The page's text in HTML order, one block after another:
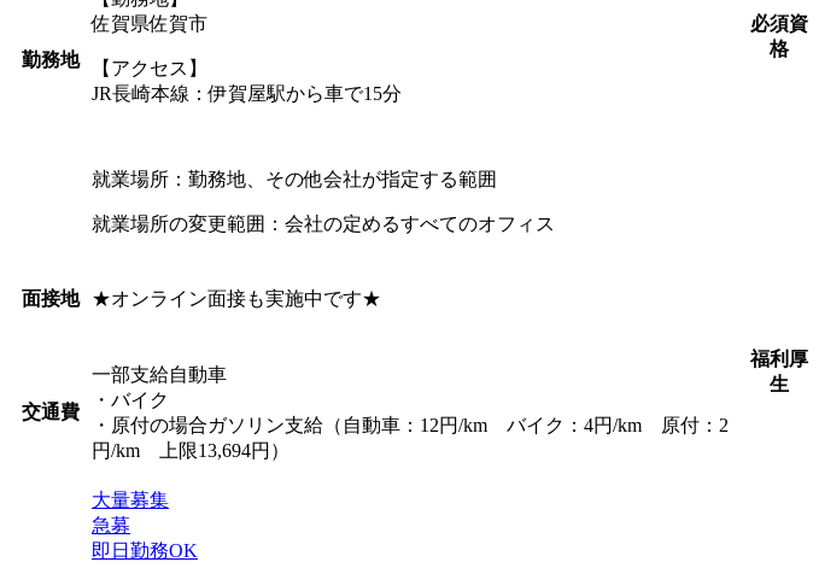
勤務地
佐賀県佐賀市
【アクセス】
JR長崎本線：伊賀屋駅から車で15分
就業場所：勤務地、その他会社が指定する範囲
就業場所の変更範囲：会社の定めるすべてのオフィス
面接地 ★オンライン面接も実施中です★
交通費
一部支給自動車
・バイク
・原付の場合ガソリン支給（自動車：12円/km バイク：4円/km 原付：2
円/km 上限13,694円）
大量募集
急募
即日勤務OK
必須資
格
福利厚
生